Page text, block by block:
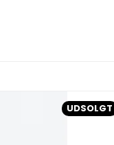
UDSOLGT